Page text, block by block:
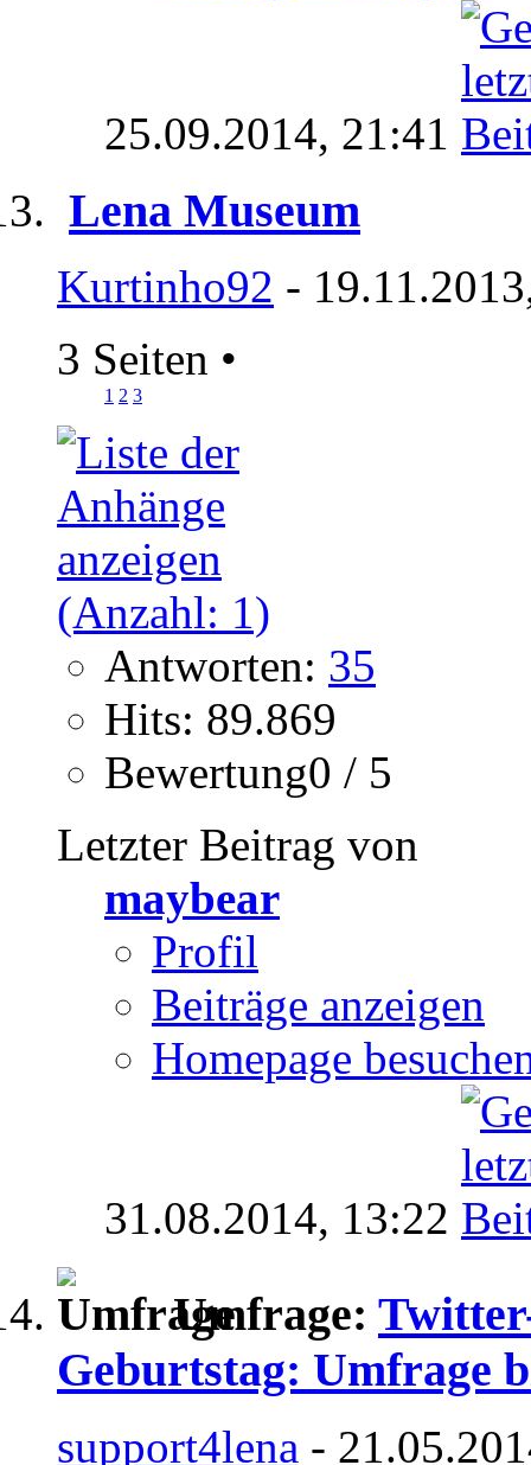
25.09.2014, 21:41
Lena Museum
Kurtinho92 -
3 Seiten •
1 2 3
Antworten: 35
Hits: 89.869
Bewertung0 / 5
Letzter Beitrag von
maybear
Profil
Beiträge anzeigen
Homepage
31.08.2014, 13:22
Umfrage:
Geburtstag: Umfrage
support4lena -